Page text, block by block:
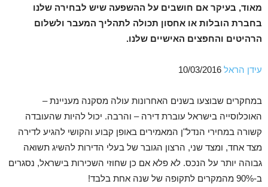
מאוד, בעיקר אם חושבים על ההשפעה שיש לבחירה שלנו
בחברת הובלות או אחסון תכולה לתהליך המעבר ולשלום
הרהיטים והחפצים האישיים שלנו.
עידן הראל
במחקרים שבוצעו בשנים האחרונות עולה מסקנה מעניינת –
האוכלוסייה בישראל עוברת דירה – והרבה. יכול להיות שהעובדה
קשורה במחירי הנדל"ן המאמירים באופן קבוע והקושי להגיע לדירה
מצד אחד, ומצד שני, הרצון הגובר של בעלי הדירות להשיג תשואה
גבוהה יותר על הנכס. לא פלא אם כן שחוזי השכירות בישראל, נסגרים
ב-90% מהמקרים לתקופה של שנה אחת בלבד!